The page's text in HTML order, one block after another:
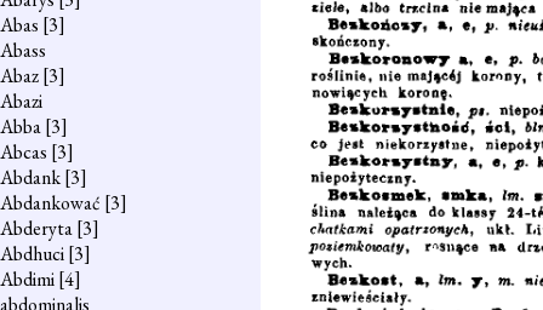
Abas [3]
Abass
Abaz[3]
Abazi
Abba[3]
Abcas [3]
Abdank[3]
Abdankować [3]
Abderyta[3]
Abdhuci[3]
Abdimi[4]
abdominalis